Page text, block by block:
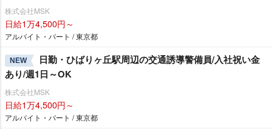
株式会社MSK
日給1万4,500円～
アルバイト・パート / 東京都
NEW
日勤・ひばりヶ丘駅周辺の交通誘導警備員/入社祝い金
あり/週1日～OK
株式会社MSK
日給1万4,500円～
アルバイト・パート / 東京都